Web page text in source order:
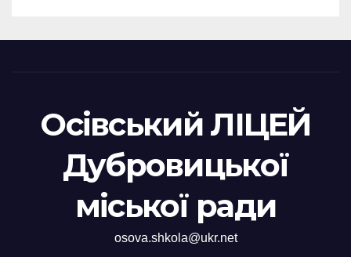
Осівський ЛІЦЕЙ
Дубровицької
міської ради
osova.shkola@ukr.net